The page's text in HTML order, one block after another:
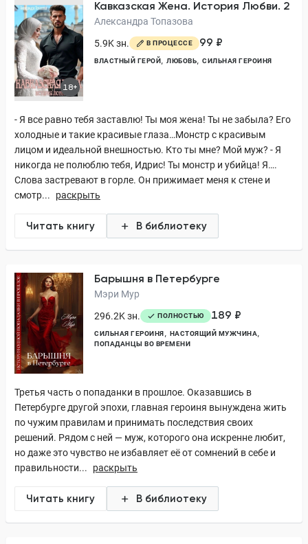
18+
Кавказская Жена. История Любви. 2
Александра Топазова
5.9K зн.
В ПРОЦЕССЕ 99 ₽
ВЛАСТНЫЙ ГЕРОЙ ЛЮБОВЬ СИЛЬНАЯ ГЕРОИНЯ
- Я все равно тебя заставлю! Ты моя жена! Ты не забыла? Его
холодные и такие красивые глаза…Монстр с красивым
лицом и идеальной внешностью. Кто ты мне? Мой муж? - Я
никогда не полюблю тебя, Идрис! Ты монстр и убийца! Я….
Слова застревают в горле. Он прижимает меня к стене и
смотр...
раскрыть
Читать книгу В библиотеку
Барышня в Петербурге
Мэри Мур
296.2K зн.
ПОЛНОСТЬЮ 189 ₽
СИЛЬНАЯ ГЕРОИНЯ
НАСТОЯЩИЙ МУЖЧИНА
ПОПАДАНЦЫ ВО ВРЕМЕНИ
Третья часть о попаданки в прошлое. Оказавшись в
Петербурге другой эпохи, главная героиня вынуждена жить
по чужим правилам и принимать последствия своих
решений. Рядом с ней — муж, которого она искренне любит,
но даже это чувство не избавляет её от сомнений в себе и
правильности...
раскрыть
Читать книгу В библиотеку